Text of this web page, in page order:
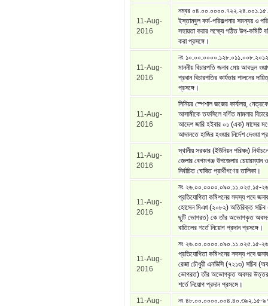
11-Aug-
2016
নম্বর
ইস্তাম্বুল কর্ম-পরিকল্পনার সমন্বয় ও
সহায়তা করার লক্ষ্যে গঠিত উপ-কমিটি
করা প্রসঙ্গে।
11-Aug-
2016
নং
মাননীয় বিচারপতি জনাব মোঃ আবদুল
প্রধান বিচারপতির কার্যভার পালনের
প্রসঙ্গে।
11-Aug-
2016
সিনিয়র স্পেশাল জজের কার্যালয়,
আসামীকে তফসিলে বর্ণিত মামলার
আদেশ জারি হইবার ০১ (এক) মাসের
আদালতে হাজির হওয়ার নির্দেশ দেওয়া
11-Aug-
2016
স্থানীয় সরকার (ইউনিয়ন পরিষদ)
জেলার বেগমগঞ্জ উপজেলার চেয়ারম্যান
নির্বাচিত ঘোষিত প্রার্থীগণের তালিকা।
11-Aug-
2016
নং ২৬.০০.০০০০.০৯০.১১.০২৫.১৫-
প্রতিযোগিতা কমিশনের সদস্য পদে
হোসেন মিঞা (২০৮২) অতিরিক্ত
ছুটি ভোগরত) কে তাঁর অভোগকৃত
বাতিলের শর্তে নিয়োগ প্রদান প্রসঙ্গে।
11-Aug-
2016
নং ২৬.০০.০০০০.০৯০.১১.০২৫.১৫-
প্রতিযোগিতা কমিশনের সদস্য পদে
রেজা চৌধুরী এনডিসি (৭২১৩) সচিব
ভোগরত) তাঁর অভোগকৃত অবসর উত্তর
শর্তে নিয়োগ প্রদান প্রসঙ্গে।
11-Aug-
নং ৪৮.০০.০০০০.০০৪.৪০.৩৯২.১৫-